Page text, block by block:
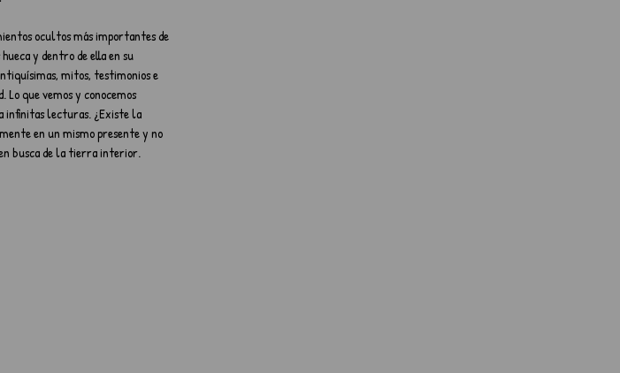
ocultos más importantes de
y dentro de ella en su
mitos, testimonios e
Lo que vemos y conocemos
infinitas lecturas. ¿Existe la
en un mismo presente y no
busca de la tierra interior.